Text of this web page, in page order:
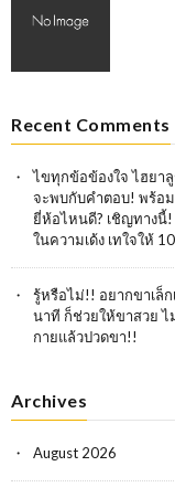
Recent Comments
ไขทุกข้อข้องใจ ไฮยา
จะพบกับคำตอบ! พร้อ
ยี่ห้อไหนดี? เชิญทางนี้
ในความเด้ง เทใจให้ 10
รู้หรือไม่!! อยากขาเล็
นาที ก็ช่วยให้ขาสวย ไ
กายแล้วปวดขา!!
Archives
August 2026